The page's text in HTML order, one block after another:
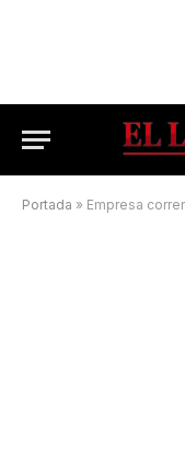
Portada » Empresa